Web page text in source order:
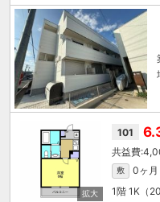
101
敷 0ヶ月
1階 1K（